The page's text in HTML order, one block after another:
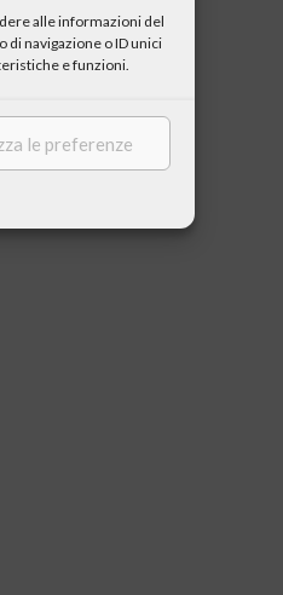
alle informazioni del
navigazione o ID unici
e funzioni.
le preferenze